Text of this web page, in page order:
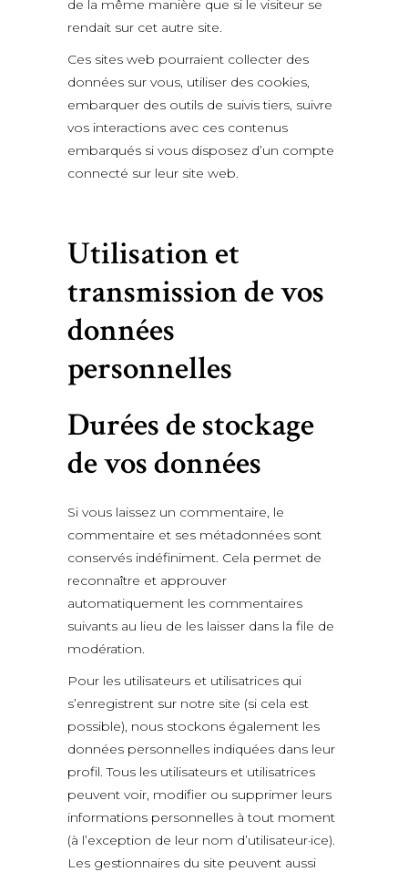
de la même manière que si le visiteur se
rendait sur cet autre site.
Ces sites web pourraient collecter des
données sur vous, utiliser des cookies,
embarquer des outils de suivis tiers, suivre
vos interactions avec ces contenus
embarqués si vous disposez d’un compte
connecté sur leur site web.
Utilisation et
transmission de vos
données
personnelles
Durées de stockage
de vos données
Si vous laissez un commentaire, le
commentaire et ses métadonnées sont
conservés indéfiniment. Cela permet de
reconnaître et approuver
automatiquement les commentaires
suivants au lieu de les laisser dans la file de
modération.
Pour les utilisateurs et utilisatrices qui
s’enregistrent sur notre site (si cela est
possible), nous stockons également les
données personnelles indiquées dans leur
profil. Tous les utilisateurs et utilisatrices
peuvent voir, modifier ou supprimer leurs
informations personnelles à tout moment
(à l’exception de leur nom d’utilisateur·ice).
Les gestionnaires du site peuvent aussi